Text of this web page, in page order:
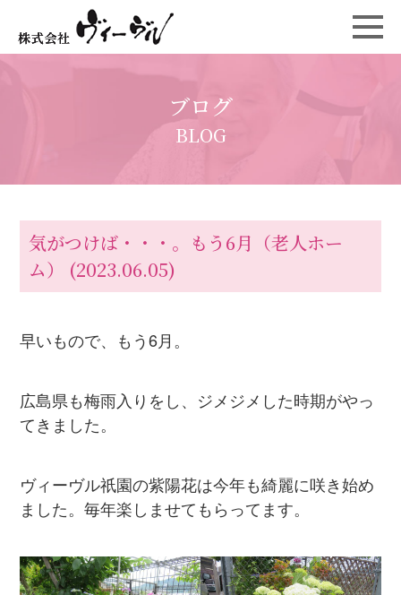
ブログ
BLOG
気がつけば・・・。もう6月（老人ホー
ム）
(2023.06.05)
早いもので、もう6月。
広島県も梅雨入りをし、ジメジメした時期がやっ
てきました。
ヴィーヴル祇園の紫陽花は今年も綺麗に咲き始め
ました。毎年楽しませてもらってます。